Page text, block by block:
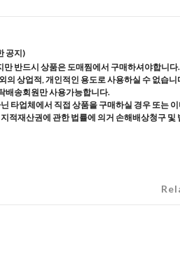
공지)
반드시 상품은 도매찜에서 구매하셔야합니
의 상업적, 개인적인 용도로 사용하실 수 없습니
배송회원만 사용가능합니다.
타업체에서 직접 상품을 구매하실 경우 또는
적재산권에 관한 법률에 의거 손해배상청구 및